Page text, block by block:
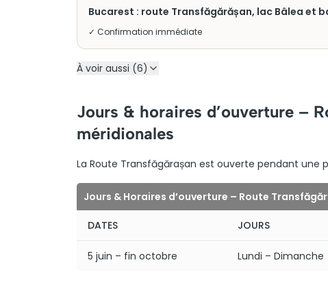
Bucarest : route Transfăgărășan, lac Bâlea et
✓ Confirmation immédiate
À voir aussi (6)
Jours & horaires d’ouverture –
méridionales
La Route Transfăgărașan est ouverte pendant une
Jours & Horaires d’ouverture – Route
DATES JOURS
5 juin – fin octobre Lundi – Dimanche